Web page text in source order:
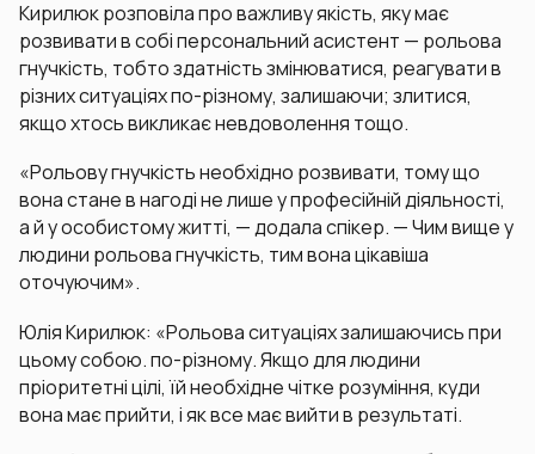
Кирилюк розповіла про важливу якість, яку має
розвивати в собі персональний асистент — рольова
гнучкість, тобто здатність змінюватися, реагувати в
різних ситуаціях по-різному, залишаючи; злитися,
якщо хтось викликає невдоволення тощо.
«Рольову гнучкість необхідно розвивати, тому що
вона стане в нагоді не лише у професійній діяльності,
а й у особистому житті, — додала спікер. — Чим вище у
людини рольова гнучкість, тим вона цікавіша
оточуючим».
Юлія Кирилюк: «Рольова ситуаціях залишаючись при
цьому собою. по-різному. Якщо для людини
пріоритетні цілі, їй необхідне чітке розуміння, куди
вона має прийти, і як все має вийти в результаті.